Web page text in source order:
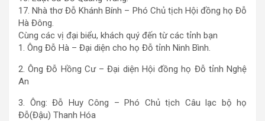
17. Nhà thơ Đỗ Khánh Bính – Phó Chủ tịch Hội đồng họ Đỗ
Hà Đông.
Cùng các vị đại biểu, khách quý đến từ các tỉnh bạn
1. Ông Đỗ Hà – Đại diện cho họ Đỗ tỉnh Ninh Bình.
2. Ông Đỗ Hồng Cư – Đại diện Hội đồng họ Đỗ tỉnh Nghệ
An
3. Ông: Đỗ Huy Công – Phó Chủ tịch Câu lạc bộ họ
Đỗ(Đậu) Thanh Hóa